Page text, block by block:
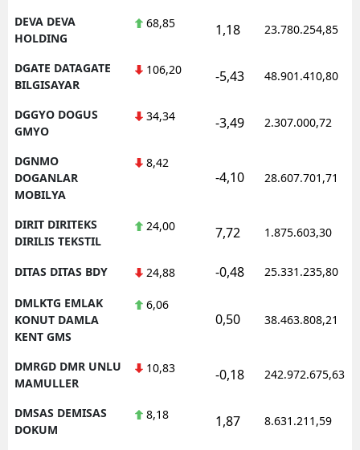
DEVA DEVA
HOLDING
68,85 1,18 23.780.254,85
DGATE DATAGATE
BILGISAYAR
106,20 -5,43 48.901.410,80
DGGYO DOGUS
GMYO
34,34 -3,49 2.307.000,72
DGNMO
DOGANLAR
MOBILYA
8,42
-4,10 28.607.701,71
DIRIT DIRITEKS
DIRILIS TEKSTIL
24,00 7,72 1.875.603,30
DITAS DITAS BDY 24,88 -0,48 25.331.235,80
DMLKTG EMLAK
KONUT DAMLA
KENT GMS
6,06
0,50 38.463.808,21
DMRGD DMR UNLU
MAMULLER
10,83 -0,18 242.972.675,63
DMSAS DEMISAS
DOKUM
8,18 1,87 8.631.211,59